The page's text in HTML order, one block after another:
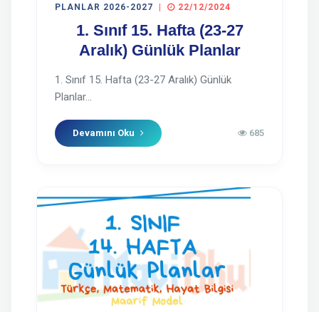
PLANLAR 2026-2027 22/12/2024
1. Sınıf 15. Hafta (23-27
Aralık) Günlük Planlar
1. Sınıf 15. Hafta (23-27 Aralık) Günlük
Planlar...
Devamını Oku 685